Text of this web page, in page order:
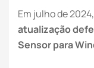
Em julho de
atualização
Sensor para